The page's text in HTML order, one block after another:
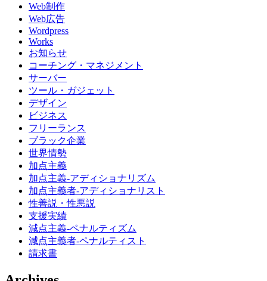
Web制作
Web広告
Wordpress
Works
お知らせ
コーチング・マネジメント
サーバー
ツール・ガジェット
デザイン
ビジネス
フリーランス
ブラック企業
世界情勢
加点主義
加点主義-アディショナリズム
加点主義者-アディショナリスト
性善説・性悪説
支援実績
減点主義-ペナルティズム
減点主義者-ペナルティスト
請求書